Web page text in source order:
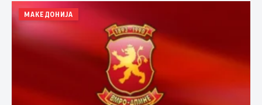
МАКЕДОНИЈА